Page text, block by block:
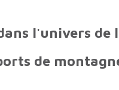
l'univers
de